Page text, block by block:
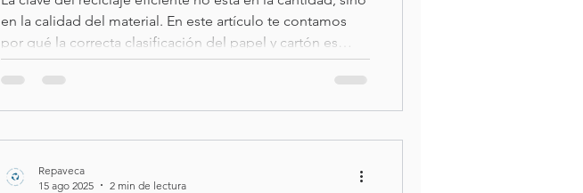
en la calidad del material. En este artículo te contamos
por qué la correcta clasificación del papel y cartón es
esencial para obtener mejores resultados, reducir
desperdicios y garantizar un proceso sostenible.
Repaveca
15 ago 2025
2 min de lectura